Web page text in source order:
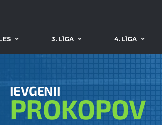
3. LĪGA 4. LĪGA
IEVGENII
PROKOPOV